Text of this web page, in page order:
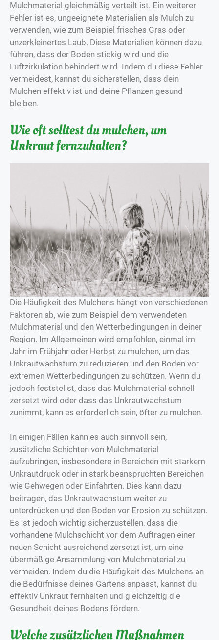
Mulchmaterial gleichmäßig verteilt ist. Ein weiterer
Fehler ist es, ungeeignete Materialien als Mulch zu
verwenden, wie zum Beispiel frisches Gras oder
unzerkleinertes Laub. Diese Materialien können dazu
führen, dass der Boden stickig wird und die
Luftzirkulation behindert wird. Indem du diese Fehler
vermeidest, kannst du sicherstellen, dass dein
Mulchen effektiv ist und deine Pflanzen gesund
bleiben.
Wie oft solltest du mulchen, um
Unkraut fernzuhalten?
Die Häufigkeit des Mulchens hängt von verschiedenen
Faktoren ab, wie zum Beispiel dem verwendeten
Mulchmaterial und den Wetterbedingungen in deiner
Region. Im Allgemeinen wird empfohlen, einmal im
Jahr im Frühjahr oder Herbst zu mulchen, um das
Unkrautwachstum zu reduzieren und den Boden vor
extremen Wetterbedingungen zu schützen. Wenn du
jedoch feststellst, dass das Mulchmaterial schnell
zersetzt wird oder dass das Unkrautwachstum
zunimmt, kann es erforderlich sein, öfter zu mulchen.
In einigen Fällen kann es auch sinnvoll sein,
zusätzliche Schichten von Mulchmaterial
aufzubringen, insbesondere in Bereichen mit starkem
Unkrautdruck oder in stark beanspruchten Bereichen
wie Gehwegen oder Einfahrten. Dies kann dazu
beitragen, das Unkrautwachstum weiter zu
unterdrücken und den Boden vor Erosion zu schützen.
Es ist jedoch wichtig sicherzustellen, dass die
vorhandene Mulchschicht vor dem Auftragen einer
neuen Schicht ausreichend zersetzt ist, um eine
übermäßige Ansammlung von Mulchmaterial zu
vermeiden. Indem du die Häufigkeit des Mulchens an
die Bedürfnisse deines Gartens anpasst, kannst du
effektiv Unkraut fernhalten und gleichzeitig die
Gesundheit deines Bodens fördern.
Welche zusätzlichen Maßnahmen